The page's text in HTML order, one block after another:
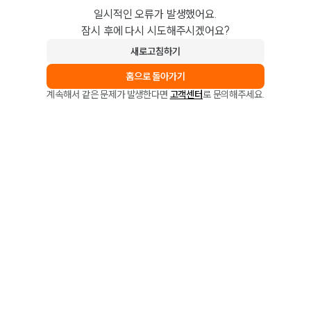
일시적인 오류가 발생했어요.
잠시 후에 다시 시도해주시겠어요?
새로고침하기
홈으로 돌아가기
계속해서 같은 문제가 발생한다면 고객센터로 문의해주세요.